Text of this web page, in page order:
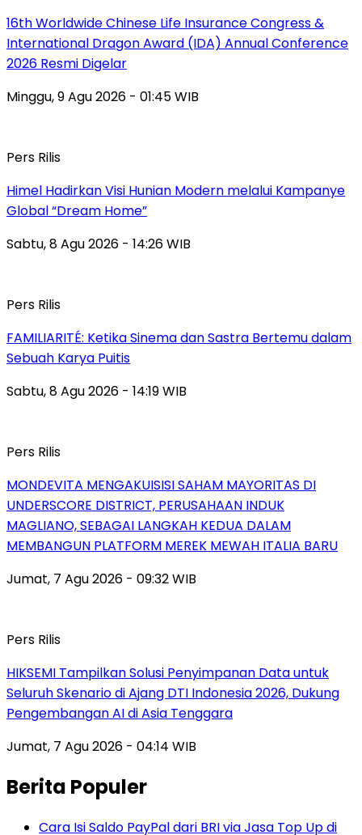
16th Worldwide Chinese Life Insurance Congress &
International Dragon Award (IDA) Annual Conference
2026 Resmi Digelar
Minggu, 9 Agu 2026 - 01:45 WIB
Pers Rilis
Himel Hadirkan Visi Hunian Modern melalui Kampanye
Global “Dream Home”
Sabtu, 8 Agu 2026 - 14:26 WIB
Pers Rilis
FAMILIARITÉ: Ketika Sinema dan Sastra Bertemu dalam
Sebuah Karya Puitis
Sabtu, 8 Agu 2026 - 14:19 WIB
Pers Rilis
MONDEVITA MENGAKUISISI SAHAM MAYORITAS DI
UNDERSCORE DISTRICT, PERUSAHAAN INDUK
MAGLIANO, SEBAGAI LANGKAH KEDUA DALAM
MEMBANGUN PLATFORM MEREK MEWAH ITALIA BARU
Jumat, 7 Agu 2026 - 09:32 WIB
Pers Rilis
HIKSEMI Tampilkan Solusi Penyimpanan Data untuk
Seluruh Skenario di Ajang DTI Indonesia 2026, Dukung
Pengembangan AI di Asia Tenggara
Jumat, 7 Agu 2026 - 04:14 WIB
Berita Populer
Cara Isi Saldo PayPal dari BRI via Jasa Top Up di